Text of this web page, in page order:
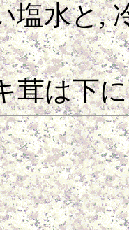
塩水と,
茸は下